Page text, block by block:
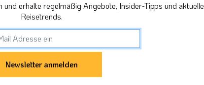
erhalte regelmäßig Angebote, Insider-Tipps und aktuelle
Reisetrends.